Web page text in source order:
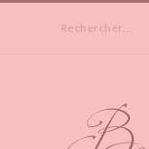
Rechercher...